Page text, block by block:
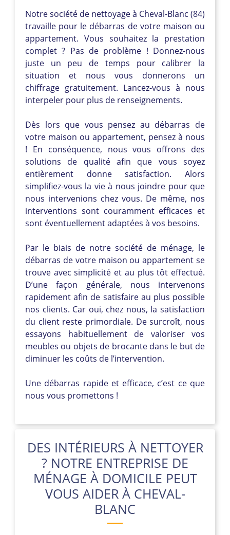
Notre société de nettoyage à Cheval-Blanc (84)
travaille pour le débarras de votre maison ou
appartement. Vous souhaitez la prestation
complet ? Pas de problème ! Donnez-nous
juste un peu de temps pour calibrer la
situation et nous vous donnerons un
chiffrage gratuitement. Lancez-vous à nous
interpeler pour plus de renseignements.
Dès lors que vous pensez au débarras de
votre maison ou appartement, pensez à nous
! En conséquence, nous vous offrons des
solutions de qualité afin que vous soyez
entièrement donne satisfaction. Alors
simplifiez-vous la vie à nous joindre pour que
nous intervenions chez vous. De même, nos
interventions sont couramment efficaces et
sont éventuellement adaptées à vos besoins.
Par le biais de notre société de ménage, le
débarras de votre maison ou appartement se
trouve avec simplicité et au plus tôt effectué.
D’une façon générale, nous intervenons
rapidement afin de satisfaire au plus possible
nos clients. Car oui, chez nous, la satisfaction
du client reste primordiale. De surcroît, nous
essayons habituellement de valoriser vos
meubles ou objets de brocante dans le but de
diminuer les coûts de l’intervention.
Une débarras rapide et efficace, c’est ce que
nous vous promettons !
DES INTÉRIEURS À NETTOYER
? NOTRE ENTREPRISE DE
MÉNAGE À DOMICILE PEUT
VOUS AIDER À CHEVAL-
BLANC